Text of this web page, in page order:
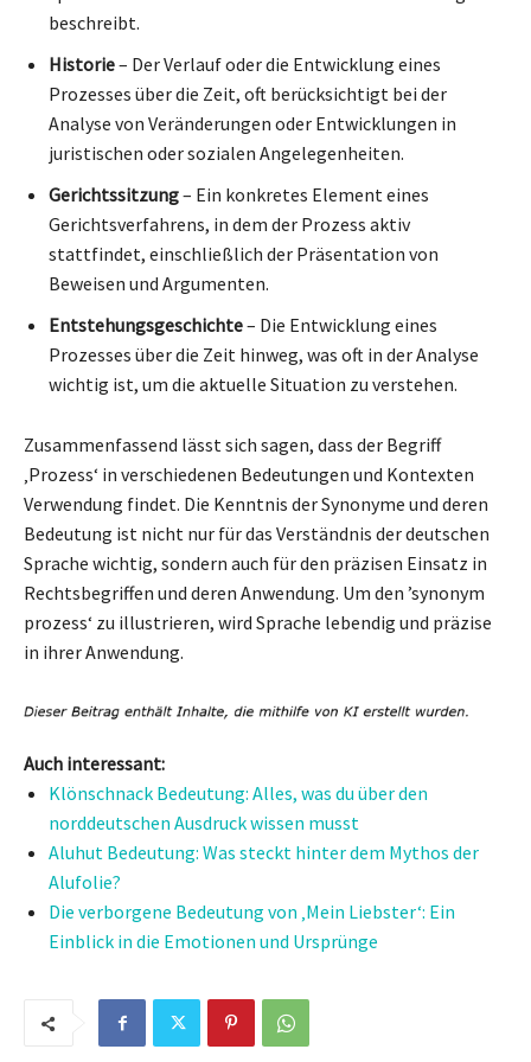
beschreibt.
Historie– Der Verlauf oder die Entwicklung eines
Prozesses über die Zeit, oft berücksichtigt bei der
Analyse von Veränderungen oder Entwicklungen in
juristischen oder sozialen Angelegenheiten.
Gerichtssitzung– Ein konkretes Element eines
Gerichtsverfahrens, in dem der Prozess aktiv
stattfindet, einschließlich der Präsentation von
Beweisen und Argumenten.
Entstehungsgeschichte– Die Entwicklung eines
Prozesses über die Zeit hinweg, was oft in der Analyse
wichtig ist, um die aktuelle Situation zu verstehen.
Zusammenfassend lässt sich sagen, dass der Begriff
‚Prozess‘ in verschiedenen Bedeutungen und Kontexten
Verwendung findet. Die Kenntnis der Synonyme und deren
Bedeutung ist nicht nur für das Verständnis der deutschen
Sprache wichtig, sondern auch für den präzisen Einsatz in
Rechtsbegriffen und deren Anwendung. Um den ’synonym
prozess‘ zu illustrieren, wird Sprache lebendig und präzise
in ihrer Anwendung.
Auch interessant:
Klönschnack Bedeutung: Alles, was du über den
norddeutschen Ausdruck wissen musst
Aluhut Bedeutung: Was steckt hinter dem Mythos der
Alufolie?
Die verborgene Bedeutung von ‚Mein Liebster‘: Ein
Einblick in die Emotionen und Ursprünge